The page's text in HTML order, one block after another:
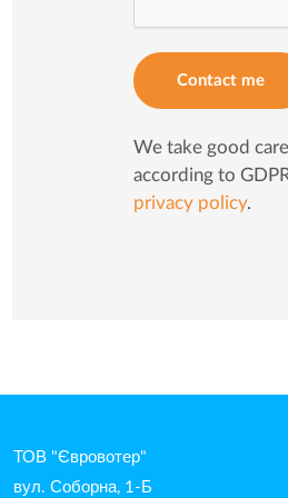
Contact me
We take good
according to
privacy policy.
ТОВ "Євровотер"
вул. Соборна, 1-Б